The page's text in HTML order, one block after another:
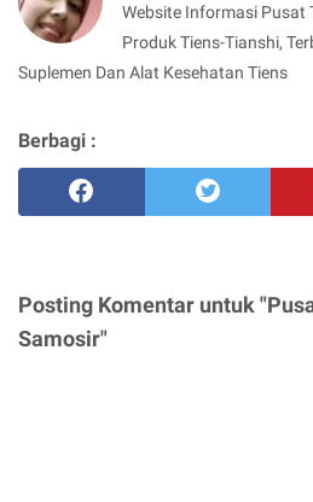
Website Informasi Pusat
Produk Tiens-Tianshi,
Suplemen Dan Alat Kesehatan Tiens
Berbagi :
Posting Komentar untuk
Samosir"